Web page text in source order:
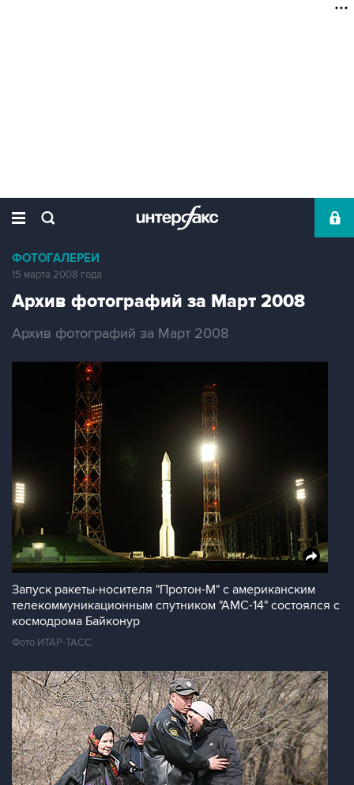
ФОТОГАЛЕРЕИ
15 марта 2008 года
Архив фотографий за Март 2008
Архив фотографий за Март 2008
Запуск ракеты-носителя "Протон-М" с американским
телекоммуникационным спутником "АМС-14" состоялся с
космодрома Байконур
Фото ИТАР-ТАСС